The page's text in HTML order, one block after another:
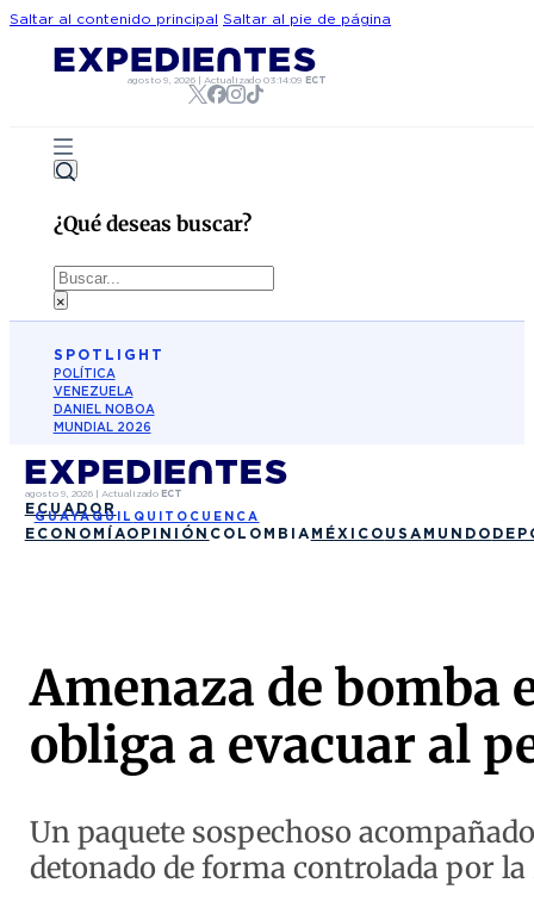
Saltar al contenido principal Saltar al pie de página
agosto 9, 2026| Actualizado 03:14:09 ECT
¿Qué deseas buscar?
Buscar
×
SPOTLIGHT
POLÍTICA
VENEZUELA
DANIEL NOBOA
MUNDIAL 2026
agosto 9, 2026| Actualizado ECT
ECUADOR
GUAYAQUIL QUITO CUENCA
ECONOMÍAOPINIÓN COLOMBIA MÉXICO USA MUNDO
Amenaza de bomba
obliga a evacuar al
Un paquete sospechoso
detonado de forma controlada por la